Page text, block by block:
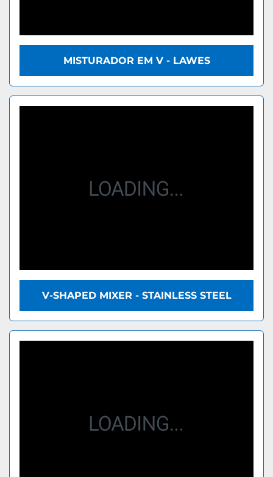
MISTURADOR EM V - LAWES
V-SHAPED MIXER - STAINLESS STEEL